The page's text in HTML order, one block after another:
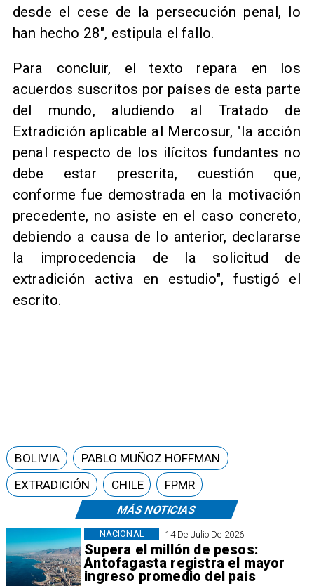
desde el cese de la persecución penal, lo
han hecho 28", estipula el fallo.
Para concluir, el texto repara en los
acuerdos suscritos por países de esta parte
del mundo, aludiendo al Tratado de
Extradición aplicable al Mercosur, "la acción
penal respecto de los ilícitos fundantes no
debe estar prescrita, cuestión que,
conforme fue demostrada en la motivación
precedente, no asiste en el caso concreto,
debiendo a causa de lo anterior, declararse
la improcedencia de la solicitud de
extradición activa en estudio", fustigó el
escrito.
MÁS NOTICIAS
14 De Julio De 2026
Supera el millón de pesos:
Antofagasta registra el mayor
ingreso promedio del país
NACIONAL
BOLIVIA
PABLO MUÑOZ HOFFMAN
EXTRADICIÓN
CHILE FPMR